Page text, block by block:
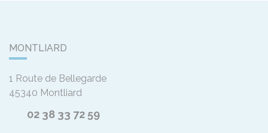
MONTLIARD
1 Route de Bellegarde
45340 Montliard
02 38 33 72 59